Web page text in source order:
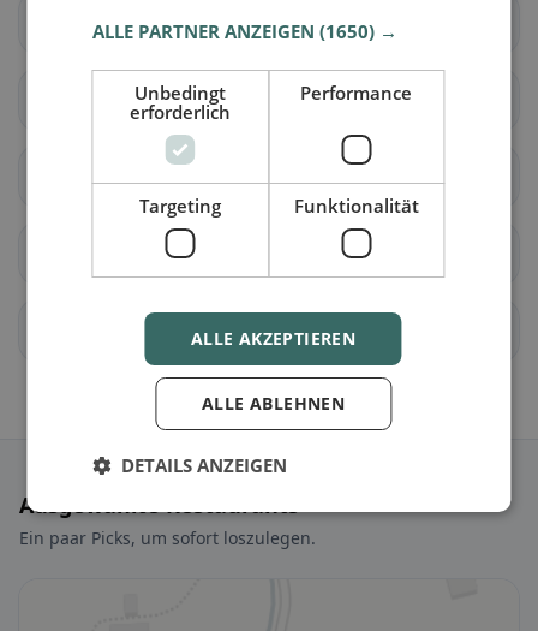
Seedorf (BE) Aarwangen
Bannwil
Langenthal
Madiswil
Ausgewählte Restaurants
Ein paar Picks, um sofort loszulegen.
ALLE PARTNER ANZEIGEN(1650) →
Unbedingt
erforderlich
Performance
Targeting Funktionalität
ALLE AKZEPTIEREN
ALLE ABLEHNEN
DETAILS ANZEIGEN